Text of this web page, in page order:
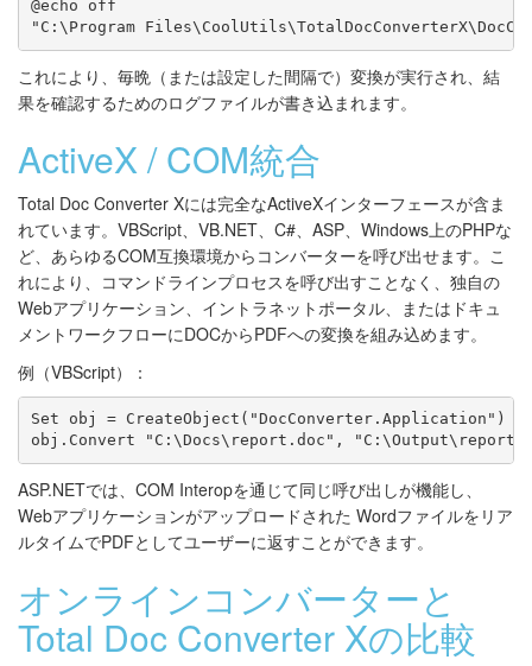
@echo off
これにより、毎晩（または設定した間隔で）変換が実行され、結
果を確認するためのログファイルが書き込まれます。
ActiveX / COM統合
Total Doc Converter Xには完全なActiveXインターフェースが含ま
れています。VBScript、VB.NET、C#、ASP、Windows上のPHPな
ど、あらゆるCOM互換環境からコンバーターを呼び出せます。こ
れにより、コマンドラインプロセスを呼び出すことなく、独自の
Webアプリケーション、イントラネットポータル、またはドキュ
メントワークフローにDOCからPDFへの変換を組み込めます。
例（VBScript）：
Set obj = CreateObject("DocConverter.Application")
ASP.NETでは、COM Interopを通じて同じ呼び出しが機能し、
Webアプリケーションがアップロードされた Wordファイルをリア
ルタイムでPDFとしてユーザーに返すことができます。
オンラインコンバーターと
Total Doc Converter Xの比較